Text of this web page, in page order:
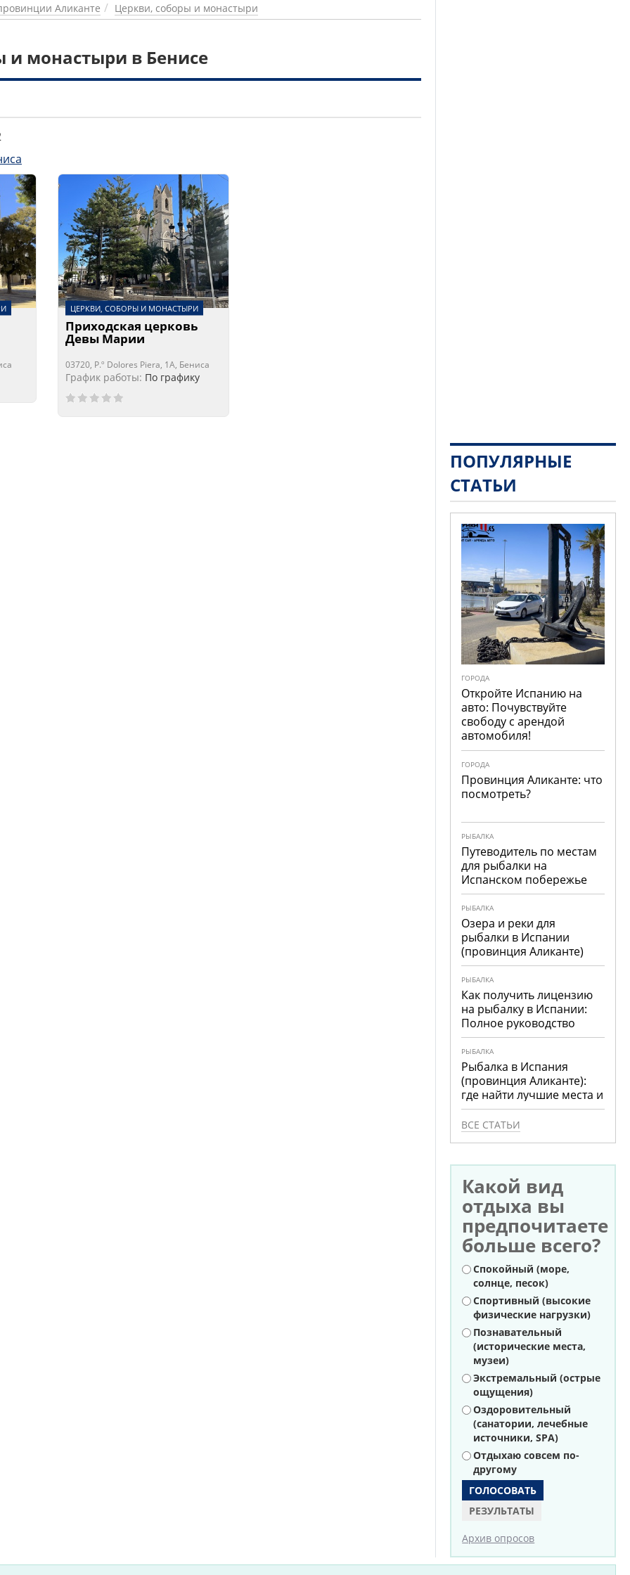
Аликанте Церкви, соборы и монастыри
и монастыри в Бенисе
ЦЕРКВИ, СОБОРЫ И МОНАСТЫРИ
Приходская церковь
Девы Марии
03720, P.º Dolores Piera, 1A, Бениса
График работы: По графику
ПОПУЛЯРНЫЕ
СТАТЬИ
ГОРОДА
Откройте Испанию на
авто: Почувствуйте
свободу с арендой
автомобиля!
ГОРОДА
Провинция Аликанте: что
посмотреть?
РЫБАЛКА
Путеводитель по местам
для рыбалки на
Испанском побережье
РЫБАЛКА
Озера и реки для
рыбалки в Испании
(провинция Аликанте)
РЫБАЛКА
Как получить лицензию
на рыбалку в Испании:
Полное руководство
РЫБАЛКА
Рыбалка в Испания
(провинция Аликанте):
где найти лучшие места и
что ловить
ВСЕ СТАТЬИ
Какой вид
отдыха вы
предпочитаете
больше всего?
Варианты
Спокойный (море,
солнце, песок)
Спортивный (высокие
физические нагрузки)
Познавательный
(исторические места,
музеи)
Экстремальный (острые
ощущения)
Оздоровительный
(санатории, лечебные
источники, SPA)
Отдыхаю совсем по-
другому
РЕЗУЛЬТАТЫ
Архив опросов